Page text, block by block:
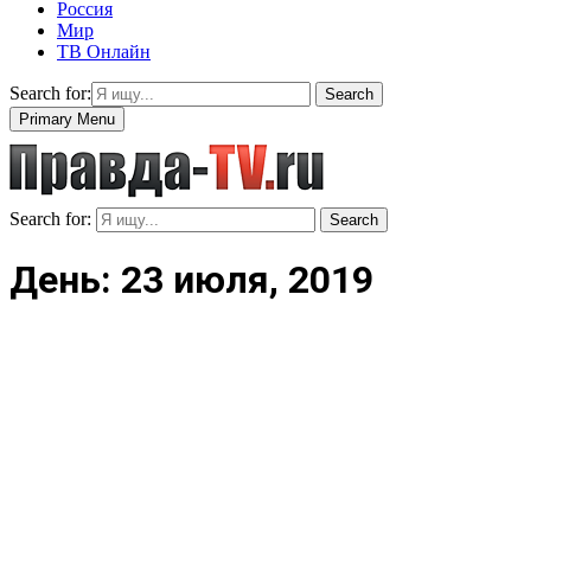
Россия
Мир
ТВ Онлайн
Search for:
Search
Primary Menu
Search for: Search
День: 23 июля, 2019